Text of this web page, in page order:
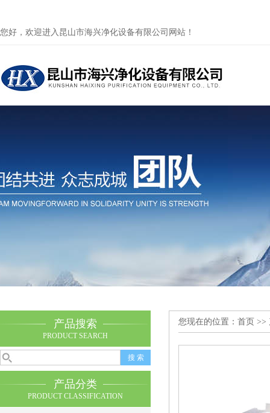
您好，欢迎进入昆山市海兴净化设备有限公司网站！
产品搜索
PRODUCT SEARCH
产品分类
PRODUCT CLASSIFICATION
您现在的位置： 首页 >>